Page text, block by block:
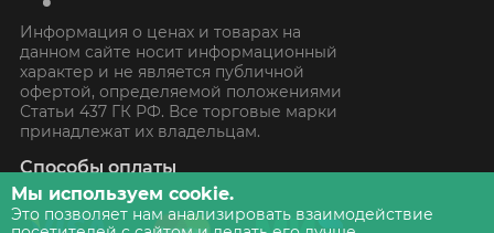
Информация о ценах и товарах на
данном сайте носит информационный
характер и не является публичной
офертой, определяемой положениями
Статьи 437 ГК РФ. Все торговые марки
принадлежат их владельцам.
Способы оплаты
Мы используем cookie.
Это позволяет нам анализировать взаимодействие